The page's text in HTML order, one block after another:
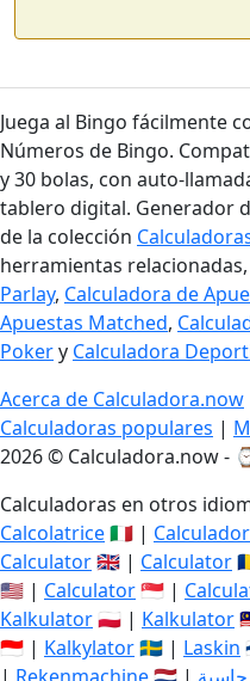
Juega al Bingo fácilmente
Números de Bingo.
y 30 bolas, con auto-
tablero digital. Generador
de la colección
herramientas
Parlay, Calculadora de
Apuestas Matched,
Pokery Calculadora
Acerca de Calculadora.now
Calculadoras populares |
2026 © Calculadora.now -
Calculadoras en otros
Calcolatrice🇮🇹 |
Calculator🇬🇧 | Calculator
🇺🇸 | Calculator🇸🇬 |
Kalkulator🇵🇱 | Kalkulator
🇮🇩 | Kalkylator🇸🇪 | Laskin